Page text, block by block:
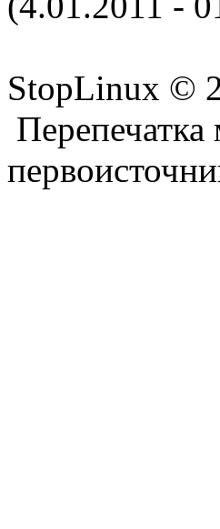
StopLinux ©
Перепечатка